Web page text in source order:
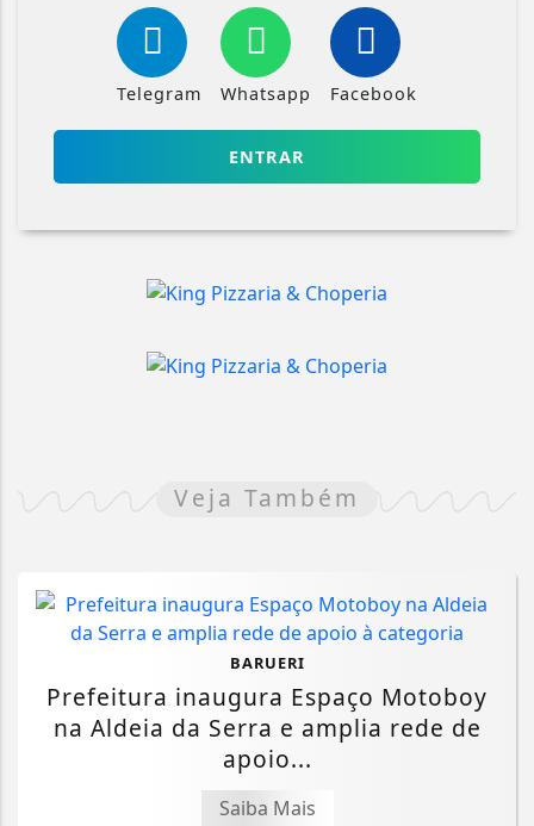
Telegram Whatsapp Facebook
ENTRAR
Veja Também
BARUERI
Prefeitura inaugura Espaço Motoboy
na Aldeia da Serra e amplia rede de
apoio...
Saiba Mais